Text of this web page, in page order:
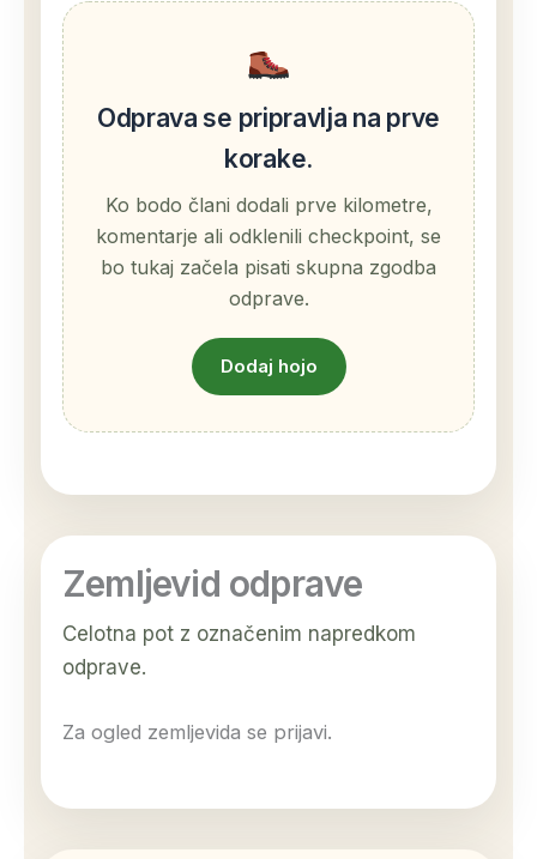
Odprava se pripravlja na prve
korake.
Ko bodo člani dodali prve kilometre,
komentarje ali odklenili checkpoint, se
bo tukaj začela pisati skupna zgodba
odprave.
Dodaj hojo
Zemljevid odprave
Celotna pot z označenim napredkom
odprave.
Za ogled zemljevida se prijavi.